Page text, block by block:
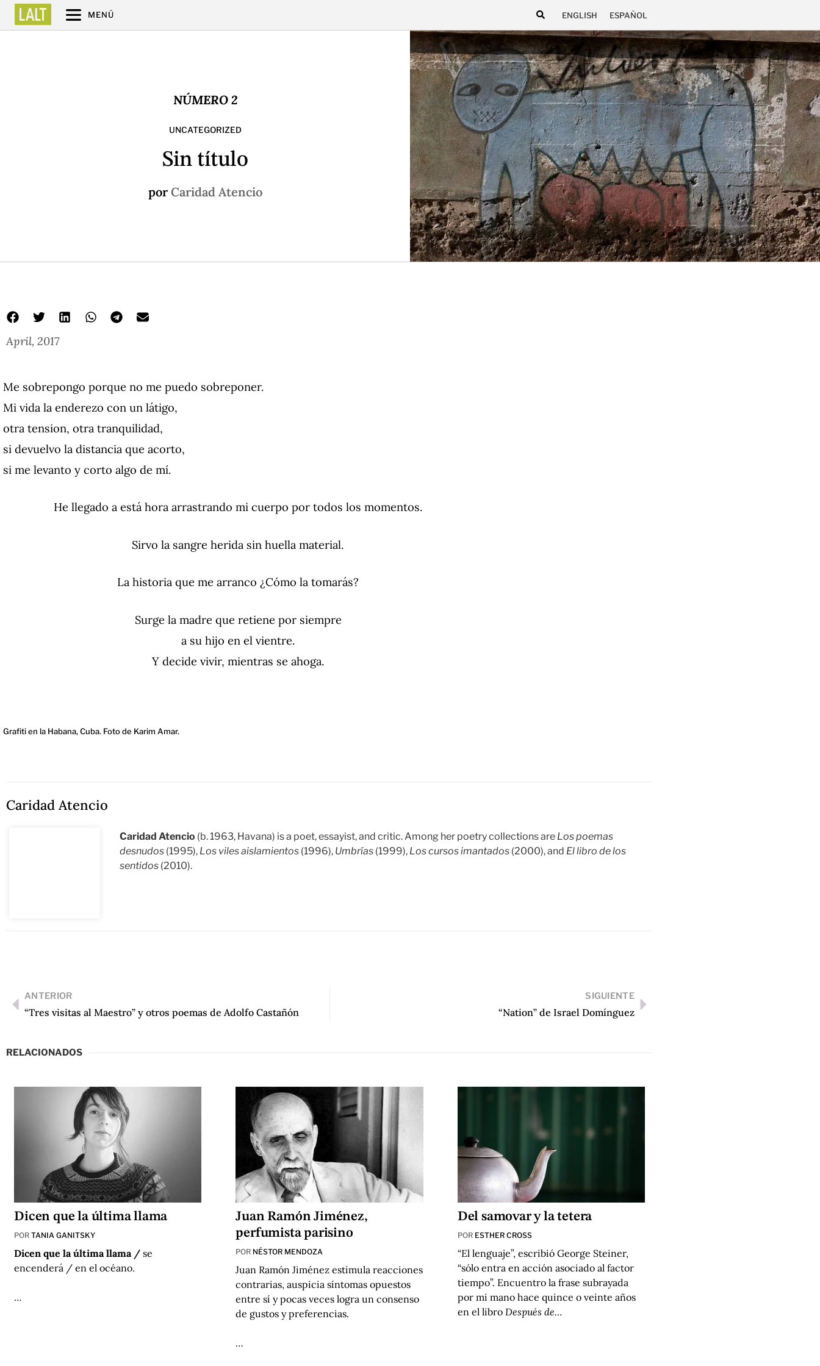
MENÚ ENGLISH ESPAÑOL
NÚMERO 2
UNCATEGORIZED
Sin título
por Caridad Atencio
April, 2017
Me sobrepongo porque no me puedo sobreponer.
Mi vida la enderezo con un látigo,
otra tension, otra tranquilidad,
si devuelvo la distancia que acorto,
si me levanto y corto algo de mí.
He llegado a está hora arrastrando mi cuerpo por todos los momentos.
Sirvo la sangre herida sin huella material.
La historia que me arranco ¿Cómo la tomarás?
Surge la madre que retiene por siempre
a su hijo en el vientre.
Y decide vivir, mientras se ahoga.
Grafiti en la Habana, Cuba. Foto de Karim Amar.
Caridad Atencio
Caridad Atencio (b. 1963, Havana) is a poet, essayist, and critic. Among her poetry collections are Los poemas
desnudos (1995), Los viles aislamientos (1996), Umbrías (1999), Los cursos imantados (2000), and El libro de los
sentidos (2010).
ANTERIOR
“Tres visitas al Maestro” y otros poemas de Adolfo Castañón
SIGUIENTE
“Nation” de Israel Domínguez
RELACIONADOS
Dicen que la última llama
PORTANIA GANITSKY
Dicen que la última llama /se
encenderá / en el océano.
…
Juan Ramón Jiménez,
perfumista parisino
POR NÉSTOR MENDOZA
Juan Ramón Jiménez estimula reacciones
contrarias, auspicia síntomas opuestos
entre sí y pocas veces logra un consenso
de gustos y preferencias.
…
Del samovar y la tetera
POR ESTHER CROSS
“El lenguaje”, escribió George Steiner,
“sólo entra en acción asociado al factor
tiempo”. Encuentro la frase subrayada
por mi mano hace quince o veinte años
en el libro Después de…